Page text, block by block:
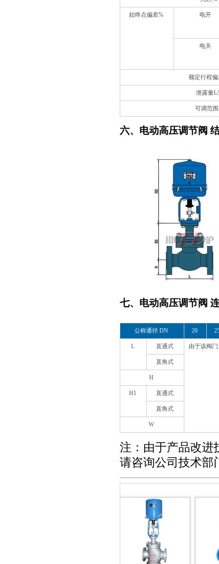
始终点偏差% 电开
电关
额定行程偏
泄露量L/
可调范
六、电动高压调节阀
七、电动高压调节阀
公称通径 DN 20
L 直通式 由于该阀
直角式
H
H1 直通式
直角式
W
注：由于产品改进
请咨询公司技术部